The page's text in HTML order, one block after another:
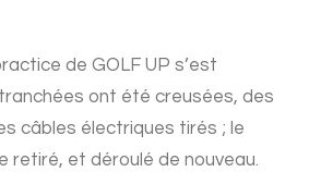
de GOLF UP s’est
ont été creusées, des
câbles électriques tirés ; le
retiré, et déroulé de nouveau.